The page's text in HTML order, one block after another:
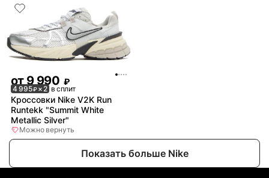
от9 990 ₽
4 995₽× 2 в сплит
Кроссовки Nike V2K Run
Runtekk "Summit White
Metallic Silver"
Можно вернуть
Показать больше Nike